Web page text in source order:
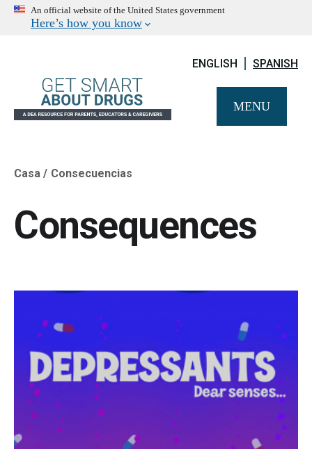
An official website of the United States government
Here’s how you know
ENGLISH SPANISH
MENU
Breadcrumb
Casa Consecuencias
Consequences